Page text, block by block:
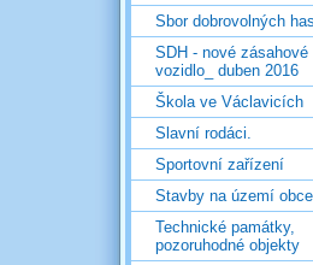
Sbor dobrovolných
SDH - nové zásahové
vozidlo_ duben 2016
Škola ve Václavicích
Slavní rodáci.
Sportovní zařízení
Stavby na území obce
Technické památky,
pozoruhodné objekty